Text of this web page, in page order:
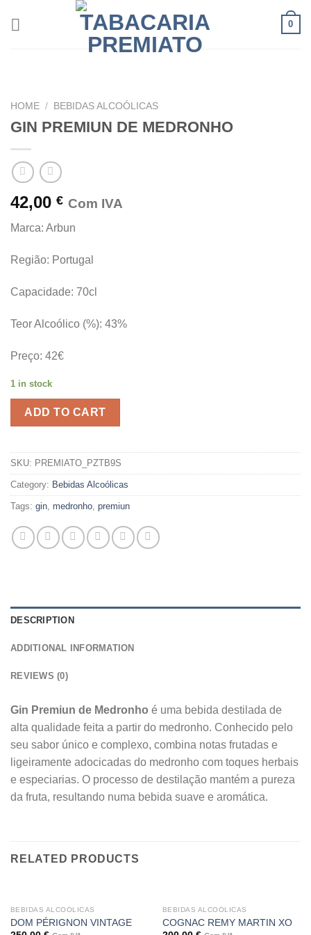
0
HOME / BEBIDAS ALCOÓLICAS
GIN PREMIUN DE MEDRONHO
42,00 € Com IVA
Marca: Arbun
Região: Portugal
Capacidade: 70cl
Teor Alcoólico (%): 43%
Preço: 42€
1 in stock
ADD TO CART
SKU: PREMIATO_PZTB9S
Category: Bebidas Alcoólicas
Tags: gin, medronho, premiun
DESCRIPTION
ADDITIONAL INFORMATION
REVIEWS (0)
Gin Premiun de Medronho é uma bebida destilada de
alta qualidade feita a partir do medronho. Conhecido pelo
seu sabor único e complexo, combina notas frutadas e
ligeiramente adocicadas do medronho com toques herbais
e especiarias. O processo de destilação mantém a pureza
da fruta, resultando numa bebida suave e aromática.
RELATED PRODUCTS
BEBIDAS ALCOÓLICAS
DOM PÉRIGNON VINTAGE
BEBIDAS ALCOÓLICAS
COGNAC REMY MARTIN XO